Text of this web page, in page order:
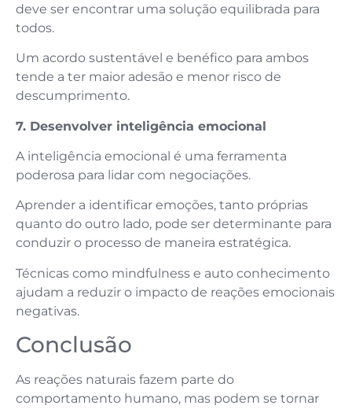
deve ser encontrar uma solução equilibrada para
todos.
Um acordo sustentável e benéfico para ambos
tende a ter maior adesão e menor risco de
descumprimento.
7. Desenvolver inteligência emocional
A inteligência emocional é uma ferramenta
poderosa para lidar com negociações.
Aprender a identificar emoções, tanto próprias
quanto do outro lado, pode ser determinante para
conduzir o processo de maneira estratégica.
Técnicas como mindfulness e auto conhecimento
ajudam a reduzir o impacto de reações emocionais
negativas.
Conclusão
As reações naturais fazem parte do
comportamento humano, mas podem se tornar